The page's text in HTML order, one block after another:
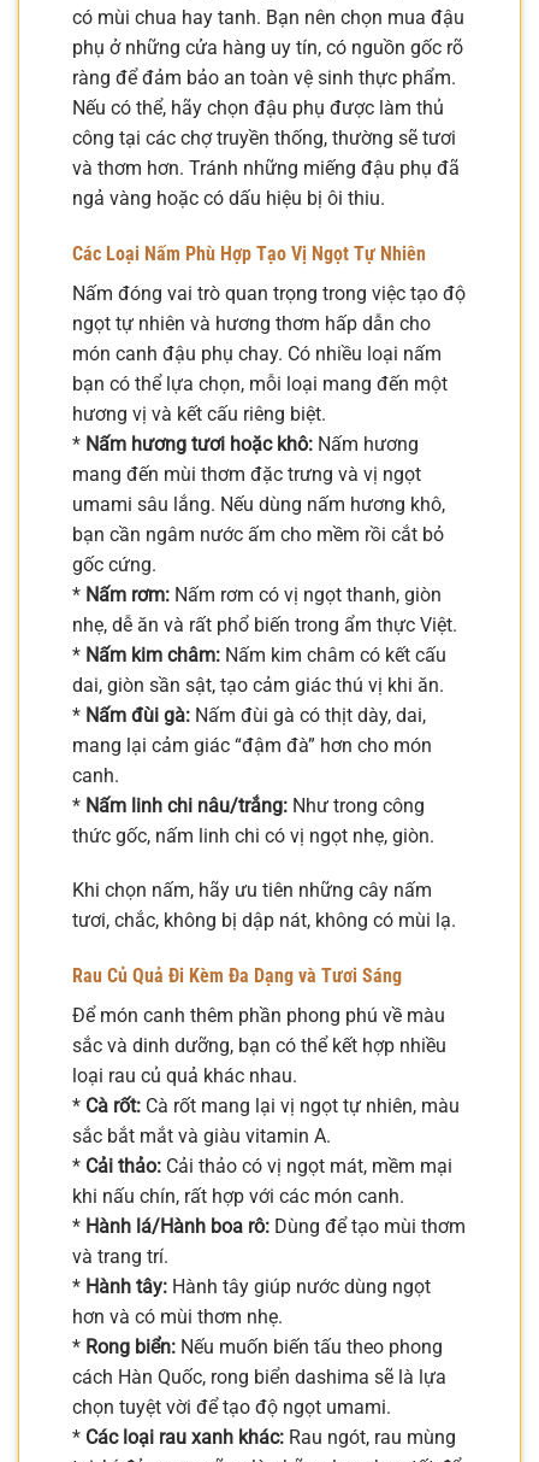
có mùi chua hay tanh. Bạn nên chọn mua đậu
phụ ở những cửa hàng uy tín, có nguồn gốc rõ
ràng để đảm bảo an toàn vệ sinh thực phẩm.
Nếu có thể, hãy chọn đậu phụ được làm thủ
công tại các chợ truyền thống, thường sẽ tươi
và thơm hơn. Tránh những miếng đậu phụ đã
ngả vàng hoặc có dấu hiệu bị ôi thiu.
Các Loại Nấm Phù Hợp Tạo Vị Ngọt Tự Nhiên
Nấm đóng vai trò quan trọng trong việc tạo độ
ngọt tự nhiên và hương thơm hấp dẫn cho
món canh đậu phụ chay. Có nhiều loại nấm
bạn có thể lựa chọn, mỗi loại mang đến một
hương vị và kết cấu riêng biệt.
* Nấm hương tươi hoặc khô: Nấm hương
mang đến mùi thơm đặc trưng và vị ngọt
umami sâu lắng. Nếu dùng nấm hương khô,
bạn cần ngâm nước ấm cho mềm rồi cắt bỏ
gốc cứng.
* Nấm rơm: Nấm rơm có vị ngọt thanh, giòn
nhẹ, dễ ăn và rất phổ biến trong ẩm thực Việt.
* Nấm kim châm: Nấm kim châm có kết cấu
dai, giòn sần sật, tạo cảm giác thú vị khi ăn.
* Nấm đùi gà: Nấm đùi gà có thịt dày, dai,
mang lại cảm giác “đậm đà” hơn cho món
canh.
* Nấm linh chi nâu/trắng: Như trong công
thức gốc, nấm linh chi có vị ngọt nhẹ, giòn.
Khi chọn nấm, hãy ưu tiên những cây nấm
tươi, chắc, không bị dập nát, không có mùi lạ.
Rau Củ Quả Đi Kèm Đa Dạng và Tươi Sáng
Để món canh thêm phần phong phú về màu
sắc và dinh dưỡng, bạn có thể kết hợp nhiều
loại rau củ quả khác nhau.
* Cà rốt: Cà rốt mang lại vị ngọt tự nhiên, màu
sắc bắt mắt và giàu vitamin A.
* Cải thảo: Cải thảo có vị ngọt mát, mềm mại
khi nấu chín, rất hợp với các món canh.
* Hành lá/Hành boa rô: Dùng để tạo mùi thơm
và trang trí.
* Hành tây: Hành tây giúp nước dùng ngọt
hơn và có mùi thơm nhẹ.
* Rong biển: Nếu muốn biến tấu theo phong
cách Hàn Quốc, rong biển dashima sẽ là lựa
chọn tuyệt vời để tạo độ ngọt umami.
* Các loại rau xanh khác: Rau ngót, rau mùng